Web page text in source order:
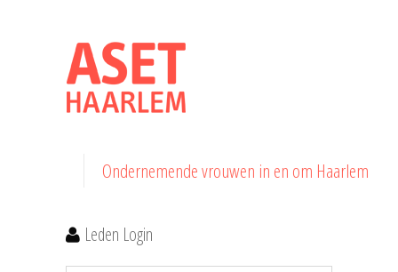
Ondernemende vrouwen in en om Haarlem
Leden Login